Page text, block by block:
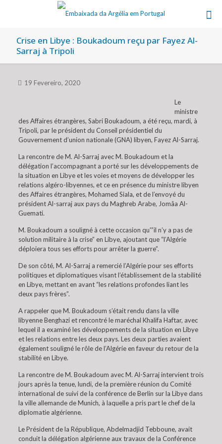
Crise en Libye : Boukadoum reçu par Fayez Al-
Sarraj à Tripoli
19 Fevereiro, 2020
Le
ministre
des Affaires étrangères, Sabri Boukadoum, a été reçu, mardi, à
Tripoli, par le président du Conseil présidentiel du
Gouvernement d’union nationale (GNA) libyen, Fayez Al-Sarraj.
La rencontre de M. Al-Sarraj avec M. Boukadoum et la
délégation l’accompagnant a porté sur les développements de
la situation en Libye et les voies et moyens de développer les
relations algéro-libyennes, et ce en présence du ministre libyen
des Affaires étrangères, Mohamed Siala, et de l’envoyé du
président Al-sarraj aux pays du Maghreb Arabe, Jomâa Al-
Guemati.
M. Boukadoum a souligné à cette occasion qu'”il n’y a pas de
solution militaire à la crise” en Libye, ajoutant que “l’Algérie
déploiera tous ses efforts pour arrêter la guerre”.
De son côté, M. Al-Sarraj a remercié l’Algérie pour ses efforts
politiques et diplomatiques visant l’établissement de la stabilité
en Libye, mettant en avant “les relations profondes liant les
deux pays frères”.
A rappeler que M. Boukadoum s’était rendu dans la ville
libyenne Benghazi et rencontré le maréchal Khalifa Haftar, avec
lequel il a examiné les développements de la situation en Libye
et les relations entre les deux pays. Les deux parties avaient
également souligné le rôle de l’Algérie en faveur du retour de la
stabilité en Libye.
La rencontre de M. Boukadoum avec M. Al-Sarraj intervient trois
jours après la tenue, lundi, de la première réunion du Comité
international de suivi de la conférence de Berlin sur la Libye dans
la ville allemande de Munich, à laquelle a pris part le chef de la
diplomatie algérienne.
Le Président de la République, Abdelmadjid Tebboune, avait
conduit la délégation algérienne aux travaux de la Conférence